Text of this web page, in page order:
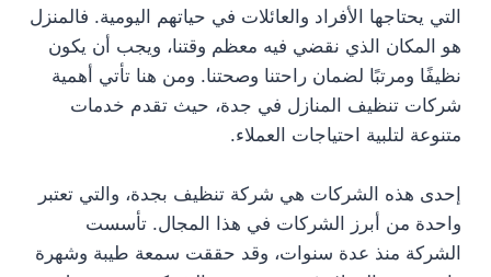
التي يحتاجها الأفراد والعائلات في حياتهم اليومية. فالمنزل
هو المكان الذي نقضي فيه معظم وقتنا، ويجب أن يكون
نظيفًا ومرتبًا لضمان راحتنا وصحتنا. ومن هنا تأتي أهمية
شركات تنظيف المنازل في جدة، حيث تقدم خدمات
متنوعة لتلبية احتياجات العملاء.
إحدى هذه الشركات هي شركة تنظيف بجدة، والتي تعتبر
واحدة من أبرز الشركات في هذا المجال. تأسست
الشركة منذ عدة سنوات، وقد حققت سمعة طيبة وشهرة